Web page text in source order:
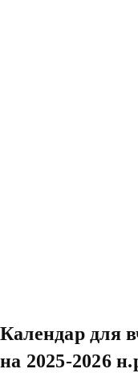
Календар для
на 2025-2026